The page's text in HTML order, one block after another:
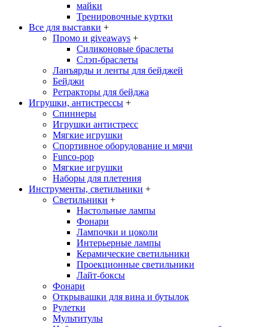
майки
Тренировочные куртки
Все для выставки +
Промо и giveaways +
Силиконовые браслеты
Cлэп-браслеты
Ланъярды и ленты для бейджей
Бейджи
Ретракторы для бейджа
Игрушки, антистрессы +
Спиннеры
Игрушки антистресс
Мягкие игрушки
Спортивное оборудование и мячи
Funco-pop
Мягкие игрушки
Наборы для плетения
Инструменты, светильники +
Светильники +
Настольные лампы
Фонари
Лампочки и цоколи
Интерьерные лампы
Керамические светильники
Проекционные светильники
Лайт-боксы
Фонари
Открывашки для вина и бутылок
Рулетки
Мультитулы